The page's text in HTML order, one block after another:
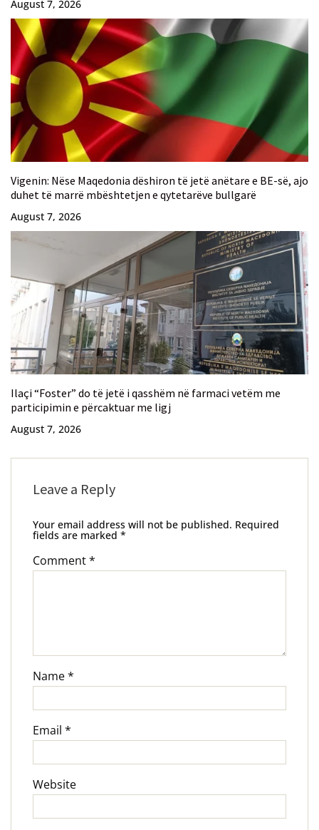
August 7, 2026
Vigenin: Nëse Maqedonia dëshiron të jetë anëtare e BE-së, ajo
duhet të marrë mbështetjen e qytetarëve bullgarë
August 7, 2026
Ilaçi “Foster” do të jetë i qasshëm në farmaci vetëm me
participimin e përcaktuar me ligj
August 7, 2026
Leave a Reply
Your email address will not be published. Required
fields are marked *
Comment*
Name*
Email *
Website